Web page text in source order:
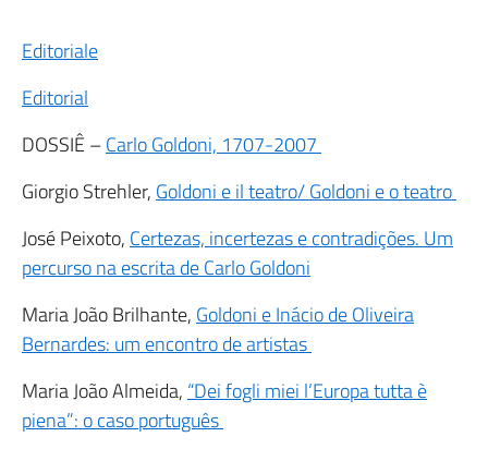
Editoriale
Editorial
DOSSIÊ –Carlo Goldoni, 1707-2007
Giorgio Strehler, Goldoni e il teatro/ Goldoni e o teatro
José Peixoto, Certezas, incertezas e contradições. Um
percurso na escrita de Carlo Goldoni
Maria João Brilhante, Goldoni e Inácio de Oliveira
Bernardes: um encontro de artistas
Maria João Almeida, “Dei fogli miei l’Europa tutta è
piena”: o caso português